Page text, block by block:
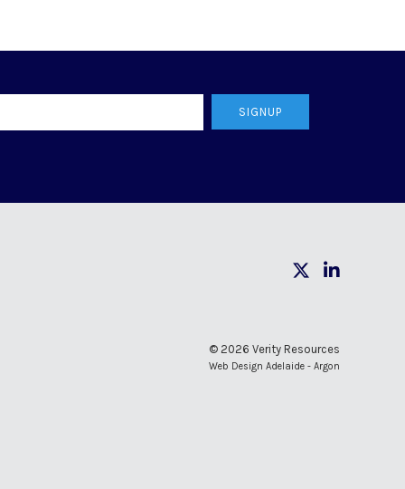
SIGNUP
© 2026 Verity Resources
Web Design Adelaide - Argon